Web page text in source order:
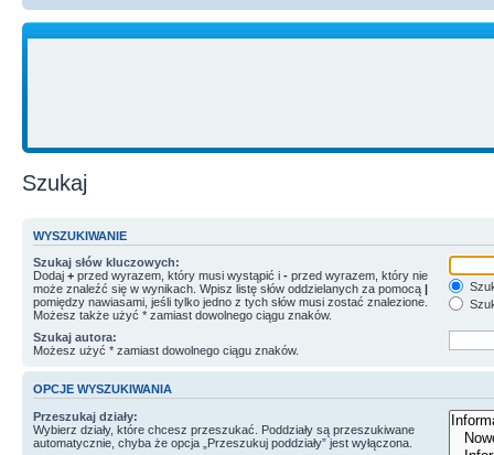
Szukaj
WYSZUKIWANIE
Szukaj słów kluczowych:
Dodaj + przed wyrazem, który musi wystąpić i - przed wyrazem, który nie
może znaleźć się w wynikach. Wpisz listę słów oddzielanych za pomocą |
pomiędzy nawiasami, jeśli tylko jedno z tych słów musi zostać znalezione.
Możesz także użyć * zamiast dowolnego ciągu znaków.
Szukaj autora:
Możesz użyć * zamiast dowolnego ciągu znaków.
OPCJE WYSZUKIWANIA
Przeszukaj działy:
Wybierz działy, które chcesz przeszukać. Poddziały są przeszukiwane
automatycznie, chyba że opcja „Przeszukuj poddziały” jest wyłączona.